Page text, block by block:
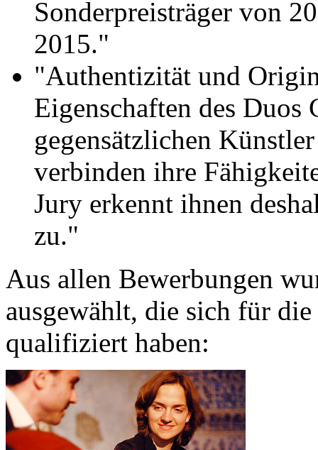
Sonderpreisträger von
2015."
"Authentizität und
Eigenschaften des Duos
gegensätzlichen
verbinden ihre
Jury erkennt ihnen
zu."
Aus allen Bewerbungen
ausgewählt, die sich für
qualifiziert haben: